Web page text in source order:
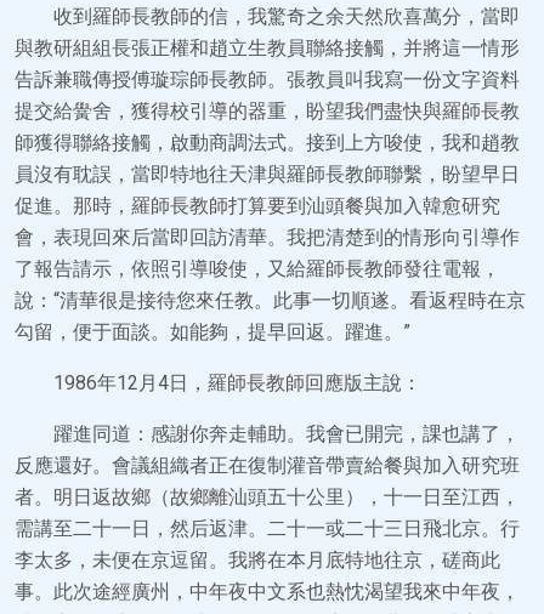
收到羅師長教師的信，我驚奇之余天然欣喜萬分，當即
與教研組組長張正權和趙立生教員聯絡接觸，并將這一情形
告訴兼職傳授傅璇琮師長教師。張教員叫我寫一份文字資料
提交給黌舍，獲得校引導的器重，盼望我們盡快與羅師長教
師獲得聯絡接觸，啟動商調法式。接到上方唆使，我和趙教
員沒有耽誤，當即特地往天津與羅師長教師聯繫，盼望早日
促進。那時，羅師長教師打算要到汕頭餐與加入韓愈研究
會，表現回來后當即回訪清華。我把清楚到的情形向引導作
了報告請示，依照引導唆使，又給羅師長教師發往電報，
說：“清華很是接待您來任教。此事一切順遂。看返程時在京
勾留，便于面談。如能夠，提早回返。躍進。”
1986年12月4日，羅師長教師回應版主說：
躍進同道：感謝你奔走輔助。我會已開完，課也講了，
反應還好。會議組織者正在復制灌音帶賣給餐與加入研究班
者。明日返故鄉（故鄉離汕頭五十公里），十一日至江西，
需講至二十一日，然后返津。二十一或二十三日飛北京。行
李太多，未便在京逗留。我將在本月底特地往京，磋商此
事。此次途經廣州，中年夜中文系也熱忱渴望我來中年夜，